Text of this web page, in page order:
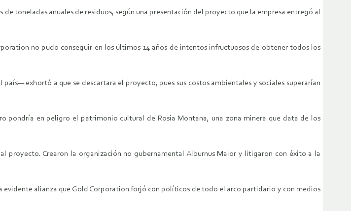
toneladas anuales de residuos, según una presentación del proyecto que la empresa entregó al
no pudo conseguir en los últimos 14 años de intentos infructuosos de obtener todos los
exhortó a que se descartara el proyecto, pues sus costos ambientales y sociales superarían
pondría en peligro el patrimonio cultural de Rosia Montana, una zona minera que data de los
proyecto. Crearon la organización no gubernamental Alburnus Maior y litigaron con éxito a la
alianza que Gold Corporation forjó con políticos de todo el arco partidario y con medios